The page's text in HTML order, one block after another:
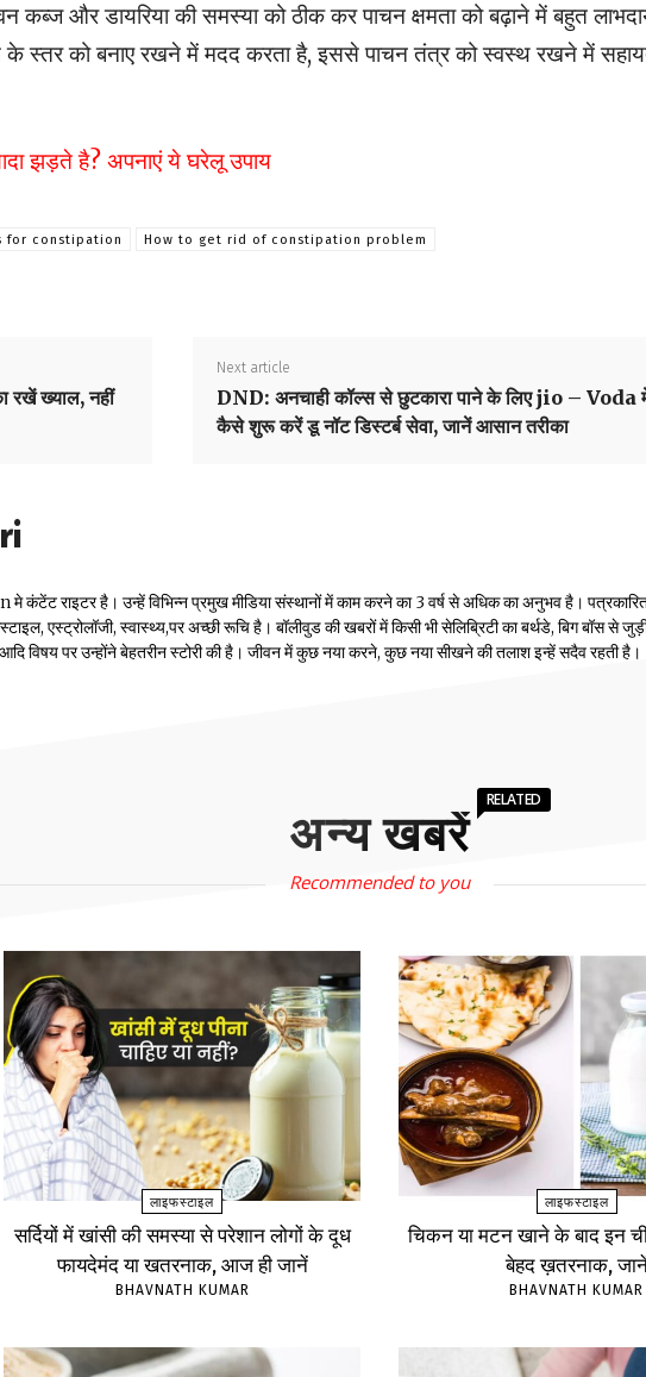
कब्ज और डायरिया की समस्या को ठीक कर पाचन क्षमता को बढ़ाने में बहुत
के स्तर को बनाए रखने में मदद करता है, इससे पाचन तंत्र को स्वस्थ रखने में
झड़ते है? अपनाएं ये घरेलू उपाय
for constipation
How to get rid of constipation problem
रखें ख्याल, नहीं
Next article
DND: अनचाही कॉल्स से छुटकारा पाने के लिए jio – Voda
कैसे शुरू करें डू नॉट डिस्टर्ब सेवा, जानें आसान तरीका
कंटेंट राइटर है। उन्हें विभिन्न प्रमुख मीडिया संस्थानों में काम करने का 3 वर्ष से अधिक का अनुभव है।
एस्ट्रोलॉजी, स्वास्थ्य,पर अच्छी रूचि है। बॉलीवुड की खबरों में किसी भी सेलिब्रिटी का बर्थडे, बिग बॉस से
विषय पर उन्होंने बेहतरीन स्टोरी की है। जीवन में कुछ नया करने, कुछ नया सीखने की तलाश इन्हें सदैव रहती है।
अन्य खबरें
RELATED
Recommended to you
लाइफस्टाइल
सर्दियों में खांसी की समस्या से परेशान लोगों के दूध
फायदेमंद या खतरनाक, आज ही जानें
BHAVNATH KUMAR
लाइफस्टाइल
चिकन या मटन खाने के बाद इन
बेहद ख़तरनाक,
BHAVNATH KUMAR